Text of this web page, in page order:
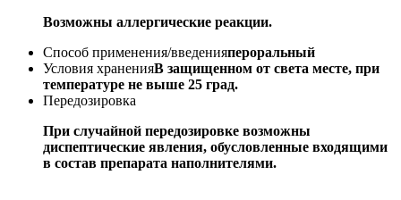
Возможны аллергические реакции.
Способ применения/введенияпероральный
Условия храненияВ защищенном от света месте, при
температуре не выше 25 град.
Передозировка
При случайной передозировке возможны
диспептические явления, обусловленные входящими
в состав препарата наполнителями.